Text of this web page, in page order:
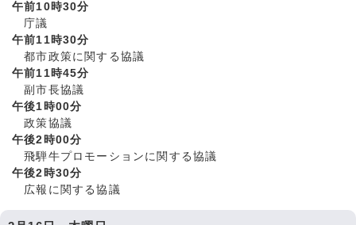
午前10時30分
庁議
午前11時30分
都市政策に関する協議
午前11時45分
副市長協議
午後1時00分
政策協議
午後2時00分
飛騨牛プロモーションに関する協議
午後2時30分
広報に関する協議